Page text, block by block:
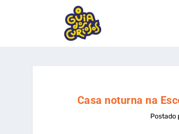
Casa noturna na
Postado